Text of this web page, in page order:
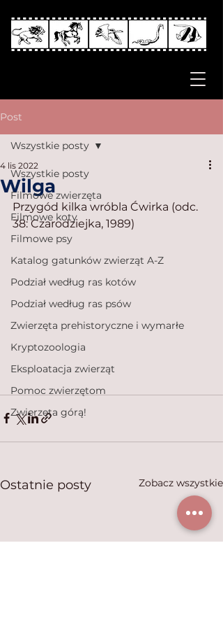
Post
Wszystkie posty
Filmowe zwierzęta
Filmowe koty
Filmowe psy
Katalog gatunków zwierząt A-Z
Podział według ras kotów
Podział według ras psów
Zwierzęta prehistoryczne i wymarłe
Kryptozoologia
Eksploatacja zwierząt
Pomoc zwierzętom
Zwierzęta górą!
Wszystkie posty
Wilga
4 lis 2022
Przygód kilka wróbla Ćwirka (odc.
38: Czarodziejka, 1989)
Ostatnie posty Zobacz wszystkie